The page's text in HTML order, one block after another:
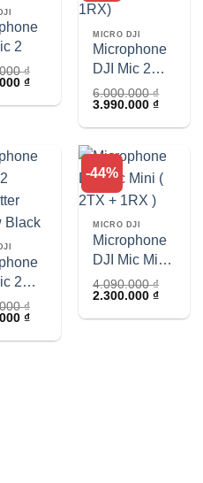
2
₫
₫Giá
tại
5.990.000 ₫.
MICRO DJI
Microphone
DJI Mic 2
(1TX + 1RX)
6.000.000₫
Giá
là:
3.990.000₫Giá
tại
2
₫
₫Giá
tại
-44%
MICRO DJI
Microphone
DJI Mic Mini
( 2TX + 1RX
)
4.090.000₫
Giá
là:
2.300.000₫Giá
tại